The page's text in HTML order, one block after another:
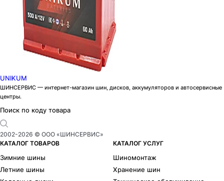
UNIKUM
ШИНСЕРВИС — интернет-магазин шин, дисков, аккумуляторов и автосервисные
центры.
Поиск по коду товара
2002-2026 © ООО «ШИНСЕРВИС»
КАТАЛОГ ТОВАРОВ
Зимние шины
Летние шины
КАТАЛОГ УСЛУГ
Шиномонтаж
Хранение шин